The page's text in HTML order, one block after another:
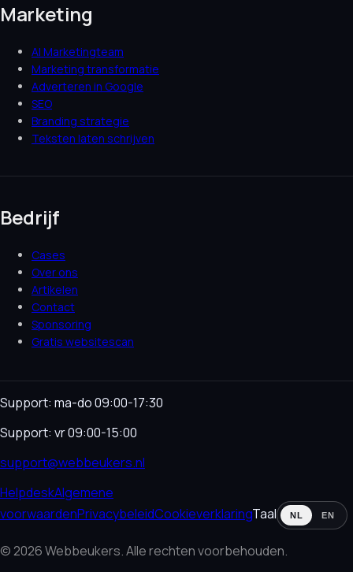
Marketing
AI Marketingteam
Marketing transformatie
Adverteren in Google
SEO
Branding strategie
Teksten laten schrijven
Bedrijf
Cases
Over ons
Artikelen
Contact
Sponsoring
Gratis websitescan
Support: ma-do 09:00-17:30
Support: vr 09:00-15:00
support@webbeukers.nl
HelpdeskAlgemene
voorwaardenPrivacybeleidCookieverklaringTaal NL EN
© 2026 Webbeukers. Alle rechten voorbehouden.